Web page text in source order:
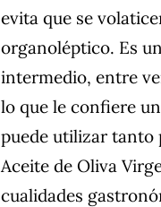
evita que se
organoléptico. Es
intermedio, entre
lo que le confiere
puede utilizar tanto
Aceite de Oliva
cualidades